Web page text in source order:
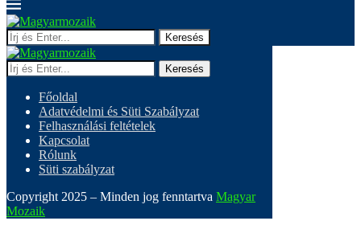
Keresés
Keresés
Főoldal
Adatvédelmi és Süti Szabályzat
Felhasználási feltételek
Kapcsolat
Rólunk
Süti szabályzat
Copyright 2025 – Minden jog fenntartva Magyar
Mozaik